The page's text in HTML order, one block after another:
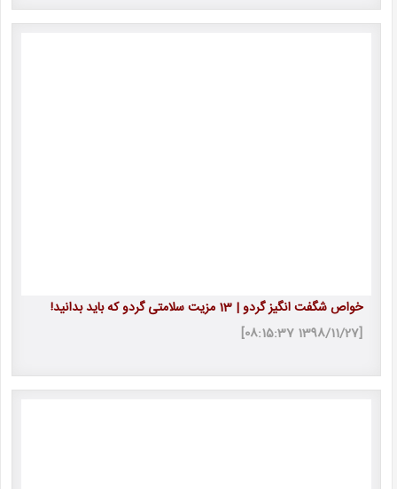
خواص شگفت انگیز گردو | 13 مزیت سلامتی گردو که باید بدانید!
[1398/11/27 08:15:37]